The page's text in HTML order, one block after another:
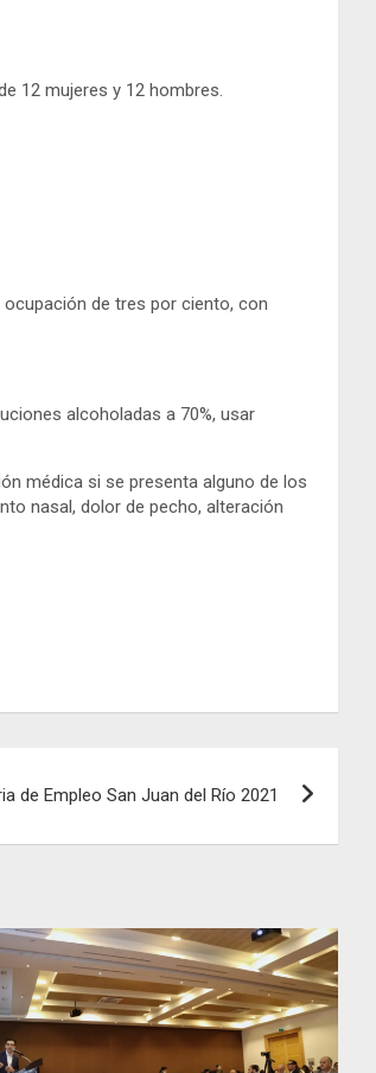
12 mujeres y 12 hombres.
de tres por ciento, con
alcoholadas a 70%, usar
médica si se presenta alguno de los
nasal, dolor de pecho, alteración
de Empleo San Juan del Río 2021